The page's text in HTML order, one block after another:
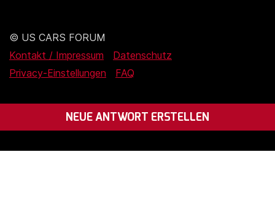
NEUE ANTWORT ERSTELLEN
© US CARS FORUM
Kontakt / Impressum
Datenschutz
Privacy-Einstellungen
FAQ